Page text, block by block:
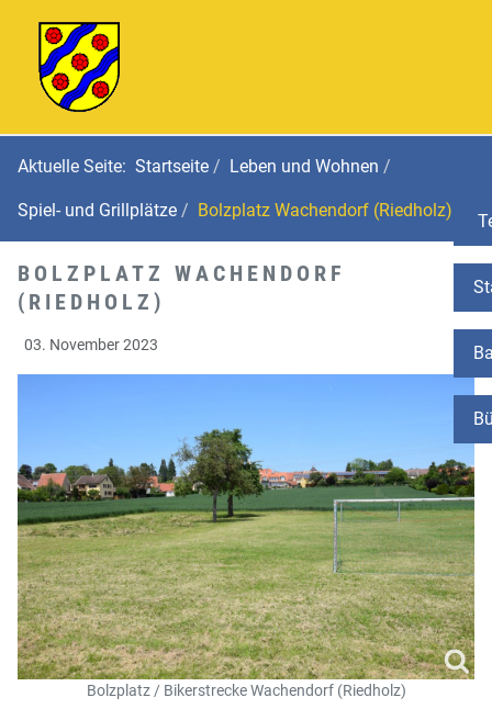
Aktuelle Seite: Startseite Leben und Wohnen
Spiel- und Grillplätze Bolzplatz Wachendorf (Riedholz)
BOLZPLATZ WACHENDORF
(RIEDHOLZ)
03. November 2023
Bolzplatz / Bikerstrecke Wachendorf (Riedholz)